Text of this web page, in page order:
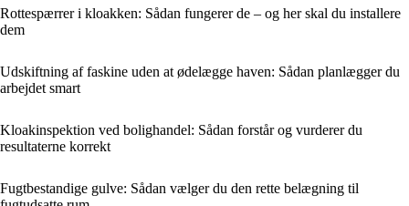
Rottespærrer i kloakken: Sådan fungerer de – og her skal du installere
dem
Udskiftning af faskine uden at ødelægge haven: Sådan planlægger du
arbejdet smart
Kloakinspektion ved bolighandel: Sådan forstår og vurderer du
resultaterne korrekt
Fugtbestandige gulve: Sådan vælger du den rette belægning til